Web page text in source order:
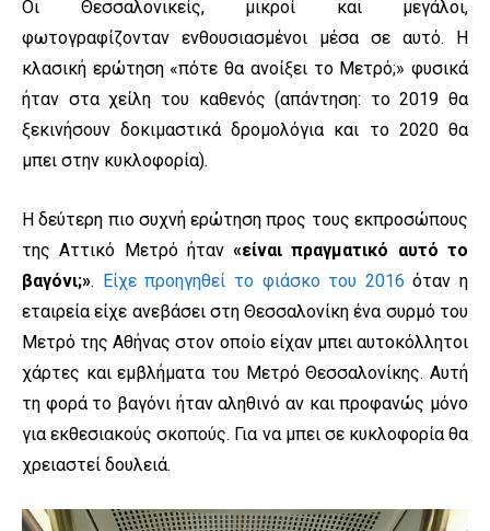
Οι Θεσσαλονικείς, μικροί και μεγάλοι,
φωτογραφίζονταν ενθουσιασμένοι μέσα σε αυτό. Η
κλασική ερώτηση «πότε θα ανοίξει το Μετρό;» φυσικά
ήταν στα χείλη του καθενός (απάντηση: το 2019 θα
ξεκινήσουν δοκιμαστικά δρομολόγια και το 2020 θα
μπει στην κυκλοφορία).
Η δεύτερη πιο συχνή ερώτηση προς τους εκπροσώπους
της Αττικό Μετρό ήταν«είναι πραγματικό αυτό το
βαγόνι;». Είχε προηγηθεί το φιάσκο του 2016 όταν η
εταιρεία είχε ανεβάσει στη Θεσσαλονίκη ένα συρμό του
Μετρό της Αθήνας στον οποίο είχαν μπει αυτοκόλλητοι
χάρτες και εμβλήματα του Μετρό Θεσσαλονίκης. Αυτή
τη φορά το βαγόνι ήταν αληθινό αν και προφανώς μόνο
για εκθεσιακούς σκοπούς. Για να μπει σε κυκλοφορία θα
χρειαστεί δουλειά.